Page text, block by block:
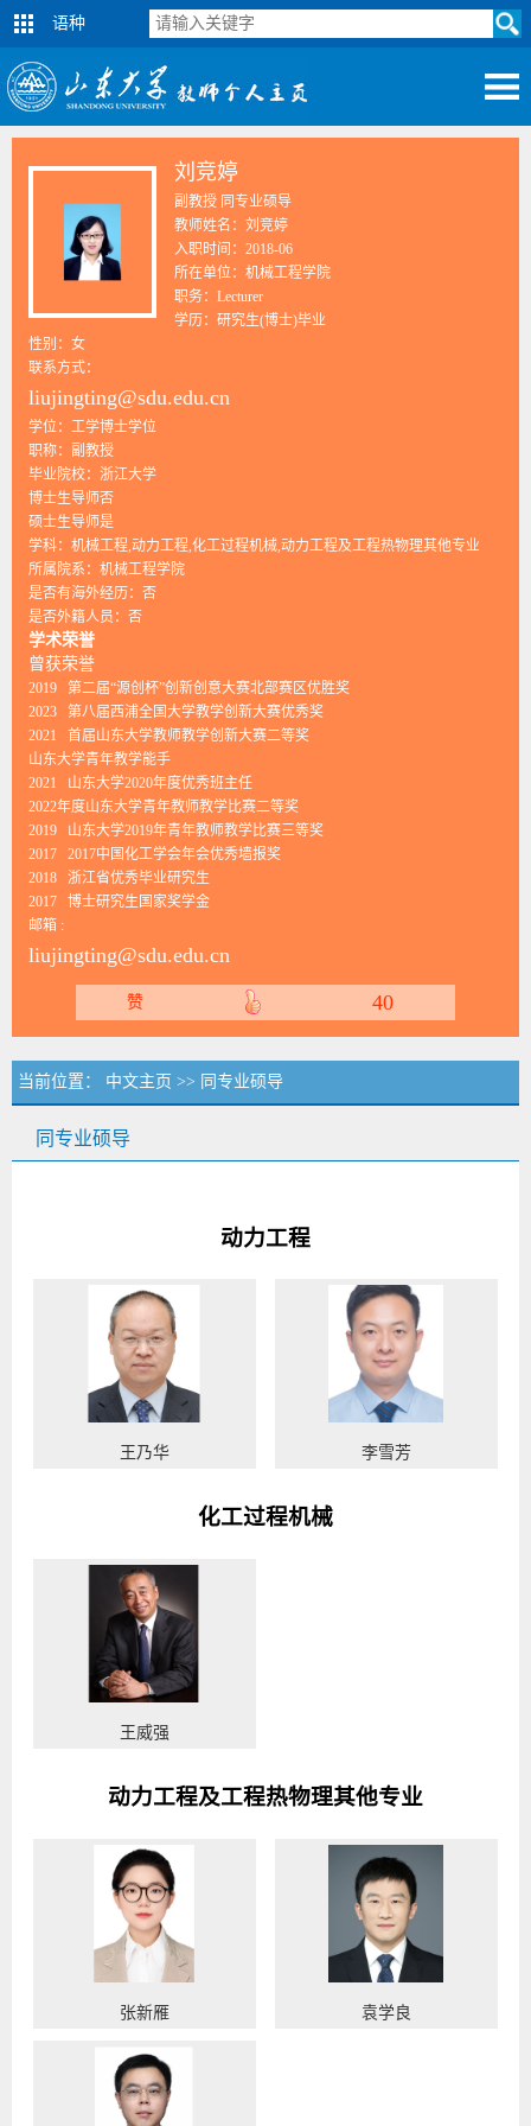
语种
刘竞婷
副教授 同专业硕导
教师姓名：刘竞婷
入职时间：2018-06
所在单位：机械工程学院
职务：Lecturer
学历：研究生(博士)毕业
性别：女
联系方式：
liujingting@sdu.edu.cn
学位：工学博士学位
职称：副教授
毕业院校：浙江大学
博士生导师否
硕士生导师是
学科：机械工程,动力工程,化工过程机械,动力工程及工程热物理其他专业
所属院系：机械工程学院
是否有海外经历：否
是否外籍人员：否
学术荣誉
曾获荣誉
2019 第二届“源创杯”创新创意大赛北部赛区优胜奖
2023 第八届西浦全国大学教学创新大赛优秀奖
2021 首届山东大学教师教学创新大赛二等奖
山东大学青年教学能手
2021 山东大学2020年度优秀班主任
2022年度山东大学青年教师教学比赛二等奖
2019 山东大学2019年青年教师教学比赛三等奖
2017 2017中国化工学会年会优秀墙报奖
2018 浙江省优秀毕业研究生
2017 博士研究生国家奖学金
邮箱 :
liujingting@sdu.edu.cn
赞 40
当前位置： 中文主页 >> 同专业硕导
同专业硕导
动力工程
王乃华 李雪芳
化工过程机械
王威强
动力工程及工程热物理其他专业
张新雁 袁学良